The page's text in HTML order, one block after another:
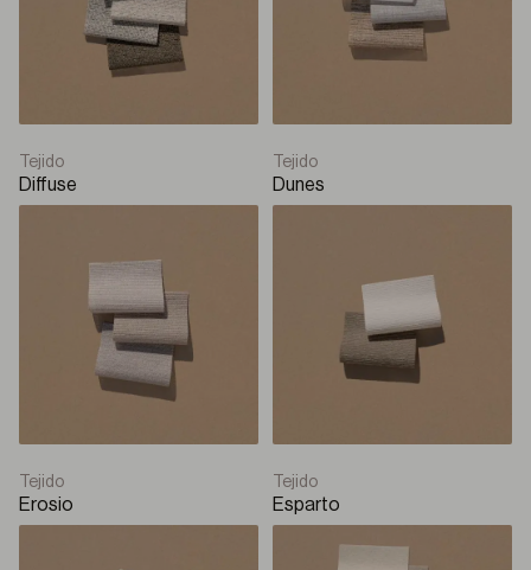
Enrollable con cajón Solar
Enrollable con cajón Solar
Tejido
Diffuse
Tejido
Dunes
Tejido
Erosio
Tejido
Esparto